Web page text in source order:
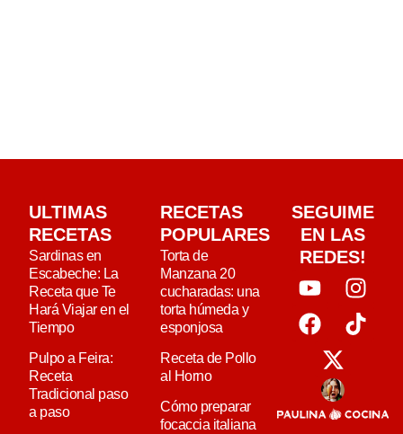
ULTIMAS
RECETAS
Sardinas en
Escabeche: La
Receta que Te
Hará Viajar en el
Tiempo
Pulpo a Feira:
Receta
Tradicional paso
a paso
RECETAS
POPULARES
Torta de
Manzana 20
cucharadas: una
torta húmeda y
esponjosa
Receta de Pollo
al Horno
Cómo preparar
focaccia italiana
SEGUIME
EN LAS
REDES!